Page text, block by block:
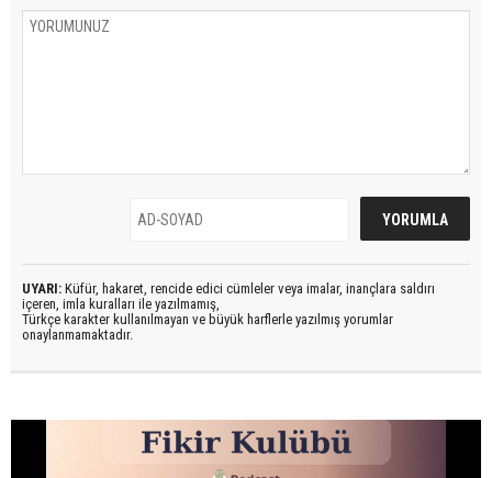
UYARI: Küfür, hakaret, rencide edici cümleler veya imalar, inançlara saldırı
içeren, imla kuralları ile yazılmamış,
Türkçe karakter kullanılmayan ve büyük harflerle yazılmış yorumlar
onaylanmamaktadır.